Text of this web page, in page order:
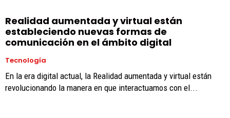
Realidad aumentada y virtual están
estableciendo nuevas formas de
comunicación en el ámbito digital
Tecnología
En la era digital actual, la Realidad aumentada y virtual están
revolucionando la manera en que interactuamos con el...